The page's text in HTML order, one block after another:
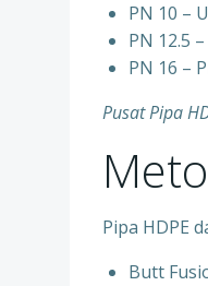
PN 10 –
PN 12.5
PN 16 –
Pusat Pipa
Pipa HDPE
Butt